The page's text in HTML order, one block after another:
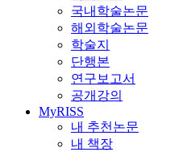
국내학술논문
해외학술논문
학술지
단행본
연구보고서
공개강의
MyRISS
내 추천논문
내 책장